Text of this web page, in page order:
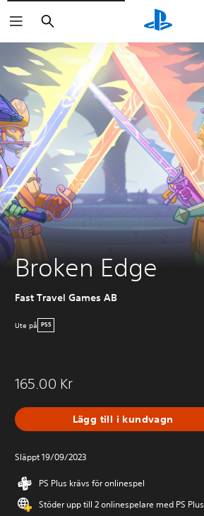
Sök
Broken Edge
Fast Travel Games AB
Ute på PS5
165.00 Kr
Lägg till i kundvagn
Släppt 19/09/2023
PS Plus krävs för onlinespel
Stöder upp till 2 onlinespelare med PS Plus